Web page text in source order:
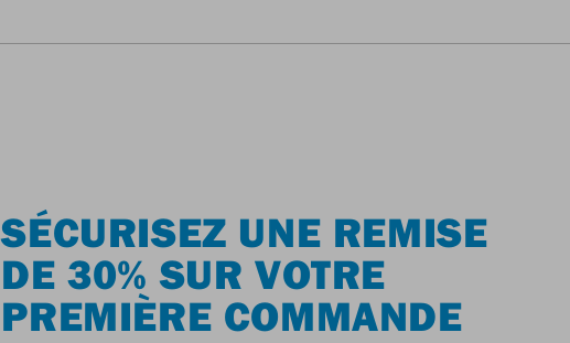
SÉCURISEZ UNE REMISE
DE 30% SUR VOTRE
PREMIÈRE COMMANDE